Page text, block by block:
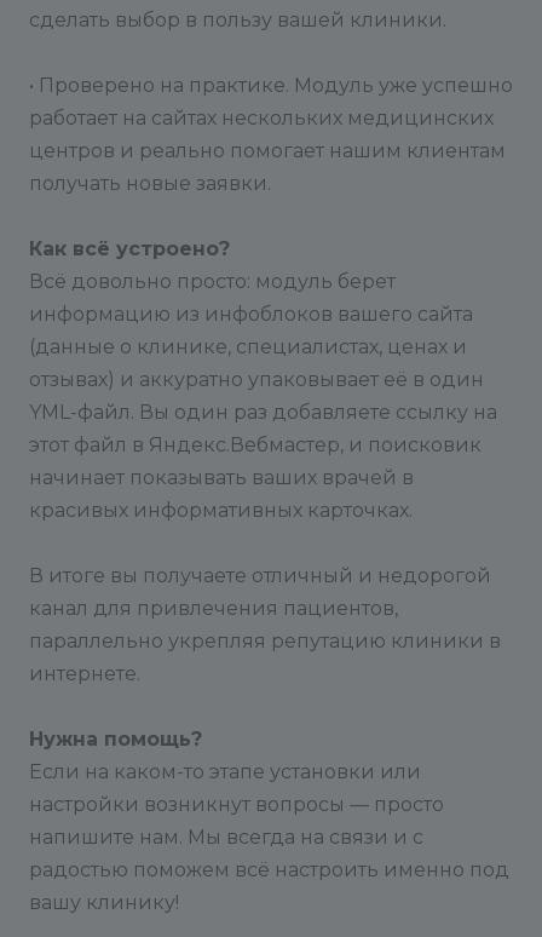
1.Скопируйте ссылку на сгенерированный YML-
файл (http://ваш-сайт.рф/yf_doctors.yml ).
2.Перейдите в Яндекс.Вебмастер.
страницы > Источники.
4.Нажмите «Добавить источник» и вставьте
ссылку на ваш YML-файл.
После проверки фида со стороны Яндекса,
информация о ваших врачах начнет появляться в
расширенных карточках в результатах поиска.
пользователя. info@conversite.ru или tg: @kiva44
адрес для получения технической поддержки.
Мы стараемся обработать все запросы в
поддержки отвечают на письма в порядке
живой очереди по будням с 8:00 до 16:00 по
московскому времени. Суббота и воскресение -
выходные дни.
сделать выбор в пользу вашей клиники.
• Проверено на практике. Модуль уже успешно
работает на сайтах нескольких медицинских
центров и реально помогает нашим клиентам
получать новые заявки.
Как всё устроено?
Всё довольно просто: модуль берет
информацию из инфоблоков вашего сайта
(данные о клинике, специалистах, ценах и
отзывах) и аккуратно упаковывает её в один
YML-файл. Вы один раз добавляете ссылку на
этот файл в Яндекс.Вебмастер, и поисковик
начинает показывать ваших врачей в
красивых информативных карточках.
В итоге вы получаете отличный и недорогой
канал для привлечения пациентов,
параллельно укрепляя репутацию клиники в
интернете.
Нужна помощь?
Если на каком-то этапе установки или
настройки возникнут вопросы — просто
напишите нам. Мы всегда на связи и с
радостью поможем всё настроить именно под
вашу клинику!